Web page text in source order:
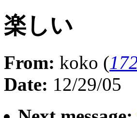
楽しい
From: koko (
Date: 12/29/05